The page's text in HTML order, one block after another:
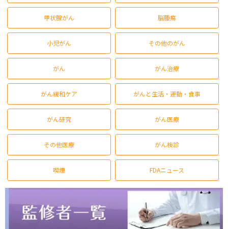
甲状腺がん 脳腫瘍
小児がん その他のがん
がん がん治療
がん緩和ケア がんと生活・運動・食事
がん研究 がん医療
その他医療 がん検診
喫煙 FDAニュース